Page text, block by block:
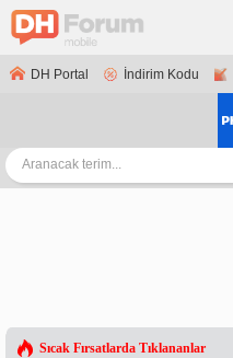
DH Portal İndirim Kodu
Sıcak Fırsatlarda Tıklananlar